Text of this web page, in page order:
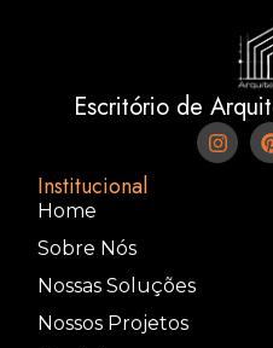
Escritório de
Institucional
Home
Sobre Nós
Nossas Soluções
Nossos Projetos